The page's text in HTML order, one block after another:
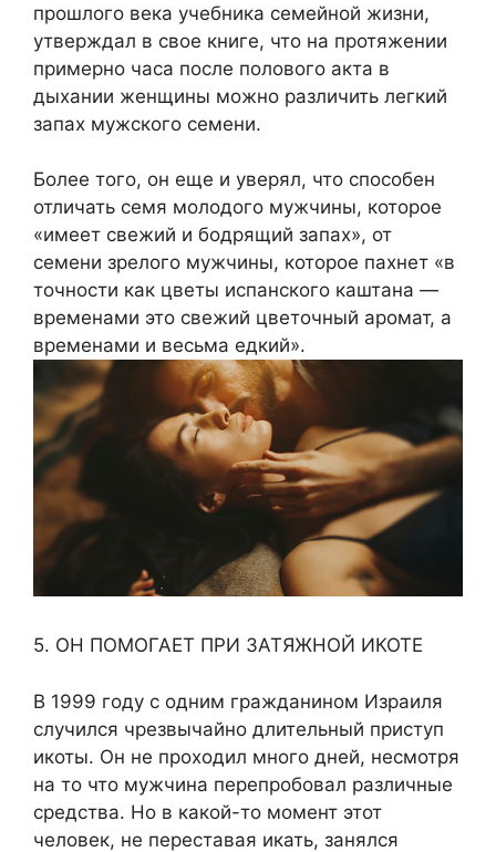
прошлого века учебника семейной жизни,
утверждал в свое книге, что на протяжении
примерно часа после полового акта в
дыхании женщины можно различить легкий
запах мужского семени.
Более того, он еще и уверял, что способен
отличать семя молодого мужчины, которое
«имеет свежий и бодрящий запах», от
семени зрелого мужчины, которое пахнет «в
точности как цветы испанского каштана —
временами это свежий цветочный аромат, а
временами и весьма едкий».
5. ОН ПОМОГАЕТ ПРИ ЗАТЯЖНОЙ ИКОТЕ
В 1999 году с одним гражданином Израиля
случился чрезвычайно длительный приступ
икоты. Он не проходил много дней, несмотря
на то что мужчина перепробовал различные
средства. Но в какой-то момент этот
человек, не переставая икать, занялся